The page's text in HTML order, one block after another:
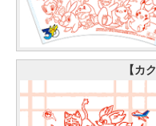
【カ